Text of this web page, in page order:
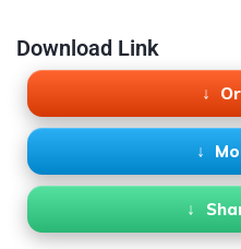
Download Link